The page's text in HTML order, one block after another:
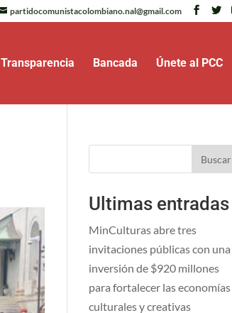
partidocomunistacolombiano.nal@gmail.com
Transparencia Bancada Únete al PCC
Buscar
Ultimas entradas
MinCulturas abre tres
invitaciones públicas con una
inversión de $920 millones
para fortalecer las economías
culturales y creativas